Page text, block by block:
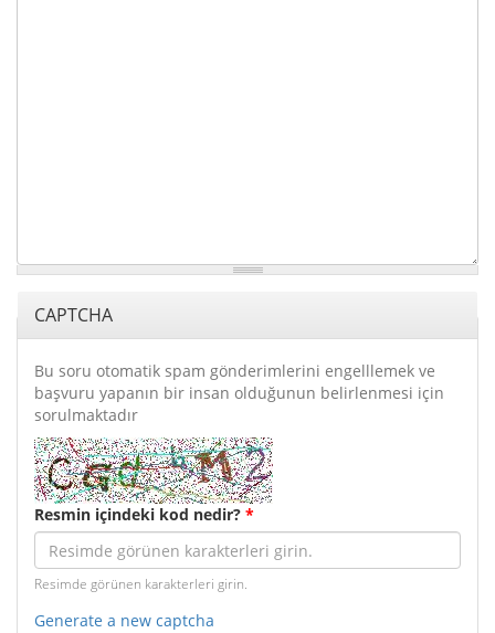
CAPTCHA
Bu soru otomatik spam gönderimlerini engelllemek ve
başvuru yapanın bir insan olduğunun belirlenmesi için
sorulmaktadır
Resmin içindeki kod nedir? *
Resimde görünen karakterleri girin.
Generate a new captcha